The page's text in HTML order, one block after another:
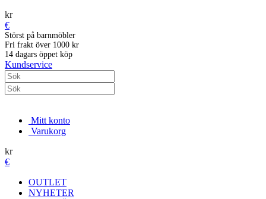
kr
€
Störst på barnmöbler
Fri frakt över 1000 kr
14 dagars öppet köp
Kundservice
Mitt konto
Varukorg
kr
€
OUTLET
NYHETER